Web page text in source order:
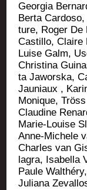
Geor­gia
Ber­ta
ture, Roger De
Cas­tillo, Claire
Luise Galm,
Chris­ti­na
ta Jawors­ka,
Jau­niaux ,
Monique,
Clau­dine
Marie-Louise
Anne-Michele
Charles van
la­gra, Isa­bel­la
Paule
Julia­na